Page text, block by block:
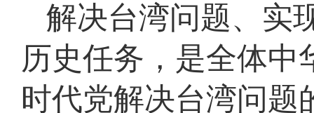
解决台湾问题、实
历史任务，是全体中
时代党解决台湾问题